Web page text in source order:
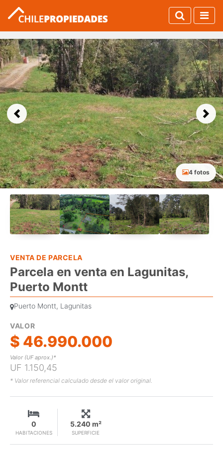
Previous Next
4 fotos
VENTA DE PARCELA
Parcela en venta en Lagunitas,
Puerto Montt
Puerto Montt, Lagunitas
VALOR
$ 46.990.000
Valor (UF aprox.)*
UF 1.150,45
* Valor referencial calculado desde el valor original.
HABITACIONES
0
SUPERFICIE
5.240 m²